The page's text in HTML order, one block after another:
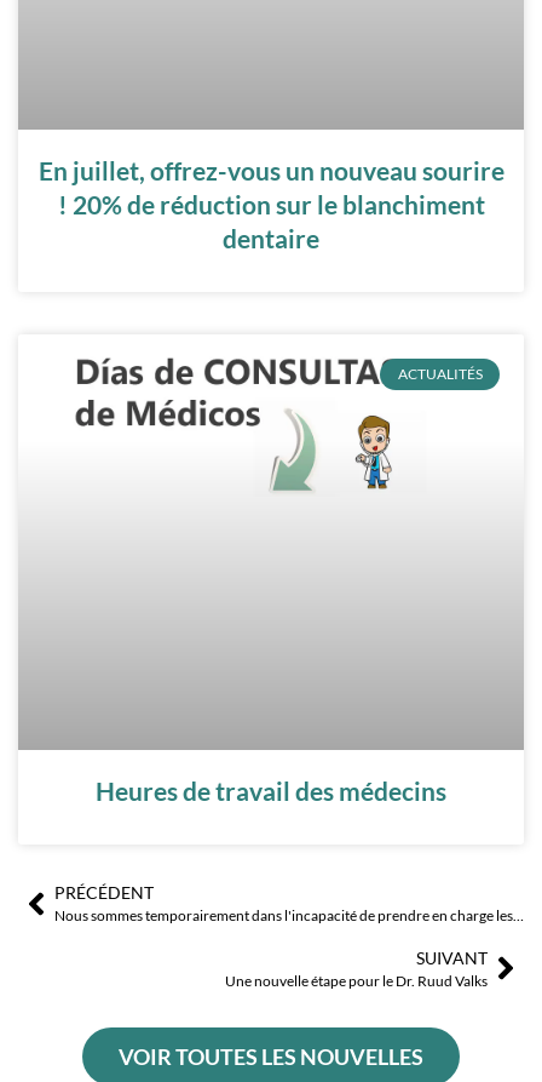
En juillet, offrez-vous un nouveau sourire
! 20% de réduction sur le blanchiment
dentaire
ACTUALITÉS
Heures de travail des médecins
Précédent
PRÉCÉDENT
Nous sommes temporairement dans l'incapacité de prendre en charge les nouveaux patients relevant de l'assurance nationale en dehors de la municipalité de Benissa.
SUIVANT
Une nouvelle étape pour le Dr. Ruud Valks
VOIR TOUTES LES NOUVELLES